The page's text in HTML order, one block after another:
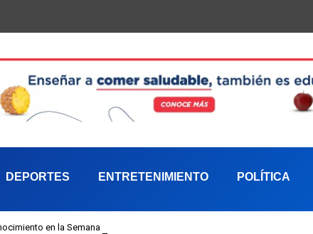
DEPORTES ENTRETENIMIENTO POLÍTICA
en la Semana Mundial de la Lactancia Materna